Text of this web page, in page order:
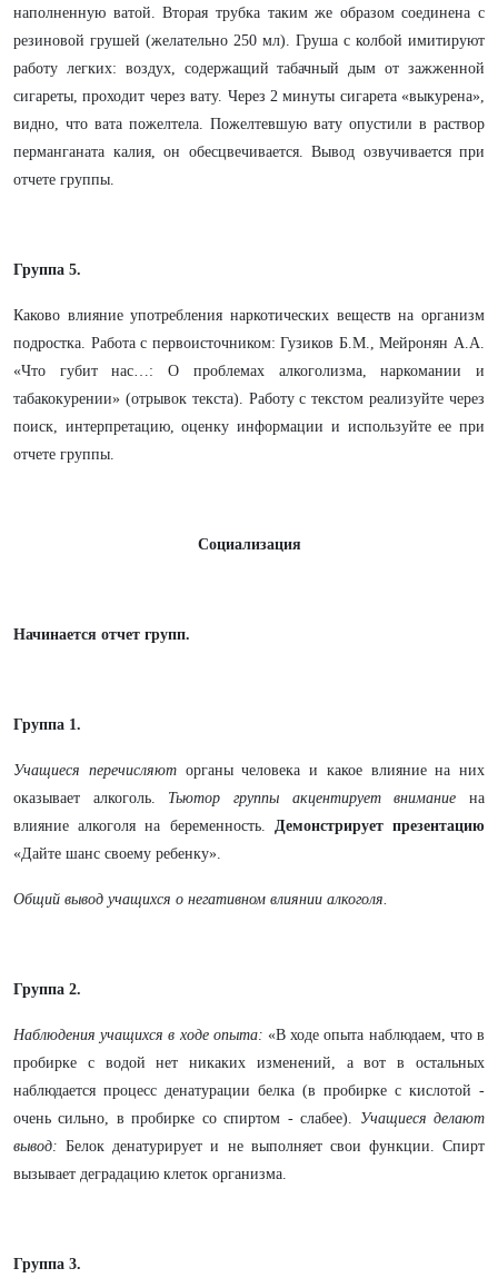
наполненную ватой. Вторая трубка таким же образом соединена с
резиновой грушей (желательно 250 мл). Груша с колбой имитируют
работу легких: воздух, содержащий табачный дым от зажженной
сигареты, проходит через вату. Через 2 минуты сигарета «выкурена»,
видно, что вата пожелтела. Пожелтевшую вату опустили в раствор
перманганата калия, он обесцвечивается. Вывод озвучивается при
отчете группы.
Группа 5.
Каково влияние употребления наркотических веществ на организм
подростка. Работа с первоисточником: Гузиков Б.М., Мейронян А.А.
«Что губит нас…: О проблемах алкоголизма, наркомании и
табакокурении» (отрывок текста). Работу с текстом реализуйте через
поиск, интерпретацию, оценку информации и используйте ее при
отчете группы.
Социализация
Начинается отчет групп.
Группа 1.
Учащиеся перечисляюторганы человека и какое влияние на них
оказывает алкоголь. Тьютор группы акцентирует внимание на
влияние алкоголя на беременность. Демонстрирует презентацию
«Дайте шанс своему ребенку».
Общий вывод учащихся о негативном влиянии алкоголя.
Группа 2.
Наблюдения учащихся в ходе опыта: «В ходе опыта наблюдаем, что в
пробирке с водой нет никаких изменений, а вот в остальных
наблюдается процесс денатурации белка (в пробирке с кислотой -
очень сильно, в пробирке со спиртом - слабее). Учащиеся делают
вывод: Белок денатурирует и не выполняет свои функции. Спирт
вызывает деградацию клеток организма.
Группа 3.